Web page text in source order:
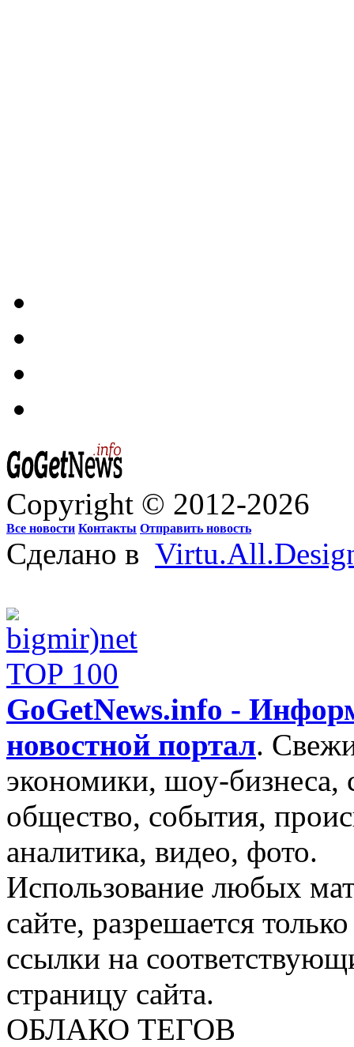
Copyright © 2012-2026
Все новости Контакты Отправить новость
Сделано в
GoGetNews.info -
новостной портал.
экономики, шоу-бизнеса,
общество, события,
аналитика, видео, фото.
Использование любых
сайте, разрешается
ссылки на
страницу сайта.
ОБЛАКО ТЕГОВ